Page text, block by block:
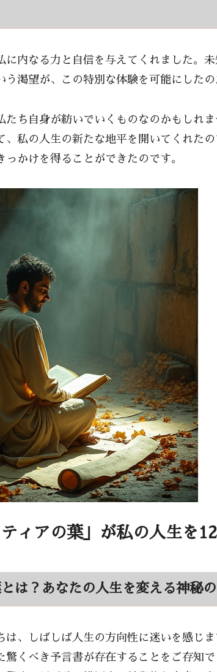
に内なる力と自信を与えてくれました。
う渇望が、この特別な体験を可能にしたの
たち自身が紡いでいくものなのかもしれ
、私の人生の新たな地平を開いてくれた
かけを得ることができたのです。
ィアの葉」が私の人生を
は？あなたの人生を変える神秘
は、しばしば人生の方向性に迷いを感じ
驚くべき予言書が存在することをご存知